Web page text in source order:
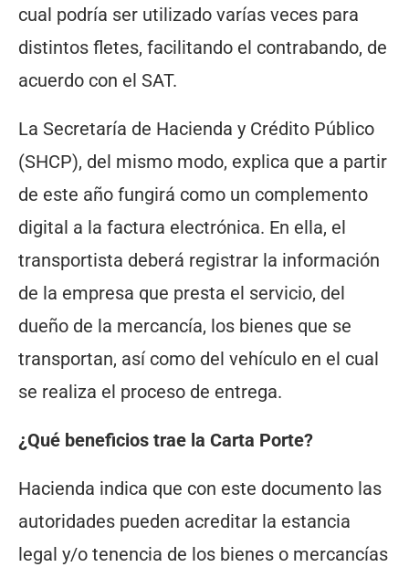
cual podría ser utilizado varías veces para
distintos fletes, facilitando el contrabando, de
acuerdo con el SAT.
La Secretaría de Hacienda y Crédito Público
(SHCP), del mismo modo, explica que a partir
de este año fungirá como un complemento
digital a la factura electrónica. En ella, el
transportista deberá registrar la información
de la empresa que presta el servicio, del
dueño de la mercancía, los bienes que se
transportan, así como del vehículo en el cual
se realiza el proceso de entrega.
¿Qué beneficios trae la Carta Porte?
Hacienda indica que con este documento las
autoridades pueden acreditar la estancia
legal y/o tenencia de los bienes o mercancías